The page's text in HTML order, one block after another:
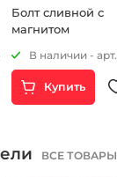
Болт сливной с
магнитом
В наличии - арт.
Купить
ВСЕ ТОВАРЫ